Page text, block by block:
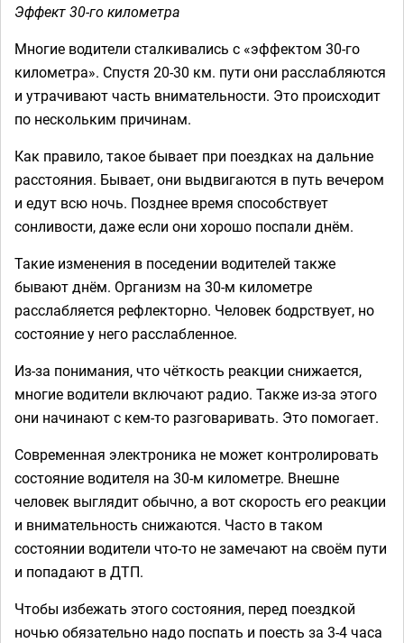
Эффект 30-го километра
Многие водители сталкивались с «эффектом 30-го
километра». Спустя 20-30 км. пути они расслабляются
и утрачивают часть внимательности. Это происходит
по нескольким причинам.
Как правило, такое бывает при поездках на дальние
расстояния. Бывает, они выдвигаются в путь вечером
и едут всю ночь. Позднее время способствует
сонливости, даже если они хорошо поспали днём.
Такие изменения в поседении водителей также
бывают днём. Организм на 30-м километре
расслабляется рефлекторно. Человек бодрствует, но
состояние у него расслабленное.
Из-за понимания, что чёткость реакции снижается,
многие водители включают радио. Также из-за этого
они начинают с кем-то разговаривать. Это помогает.
Современная электроника не может контролировать
состояние водителя на 30-м километре. Внешне
человек выглядит обычно, а вот скорость его реакции
и внимательность снижаются. Часто в таком
состоянии водители что-то не замечают на своём пути
и попадают в ДТП.
Чтобы избежать этого состояния, перед поездкой
ночью обязательно надо поспать и поесть за 3-4 часа